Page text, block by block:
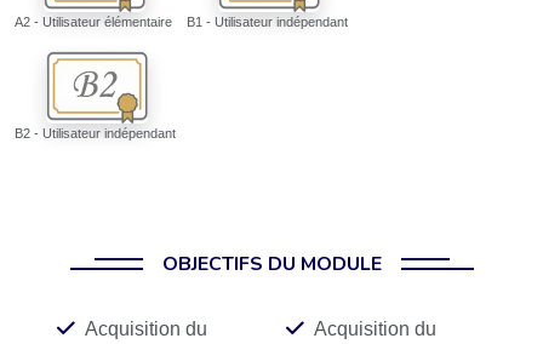
A2 - Utilisateur élémentaire B1 - Utilisateur indépendant
B2 - Utilisateur indépendant
OBJECTIFS DU MODULE
Acquisition du
Acquisition du